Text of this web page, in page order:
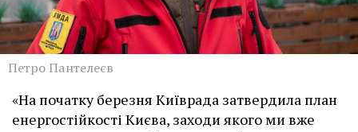
Петро Пантелеєв
«На початку березня Київрада затвердила план
енергостійкості Києва, заходи якого ми вже